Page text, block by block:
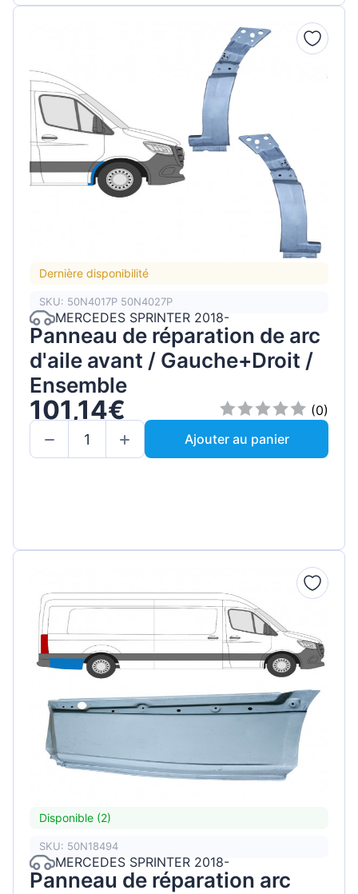
Dernière disponibilité
SKU: 50N4017P 50N4027P
MERCEDES SPRINTER 2018-
Panneau de réparation de arc
d'aile avant / Gauche+Droit /
Ensemble
101,14€
(0)
Ajouter au panier
Disponible (2)
SKU: 50N18494
MERCEDES SPRINTER 2018-
Panneau de réparation arc